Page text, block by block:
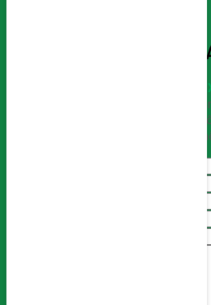
LIÊN HỆ
Công ty Cổ Phần Kỹ Nghệ
hạnh nhận được sự quan
đến sản phẩm của chúng
tin, chúng tôi sẽ liên